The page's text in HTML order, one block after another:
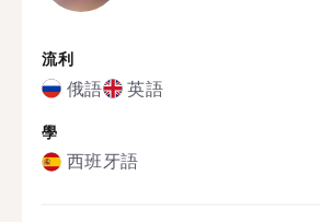
流利
俄語 英語
學
西班牙語